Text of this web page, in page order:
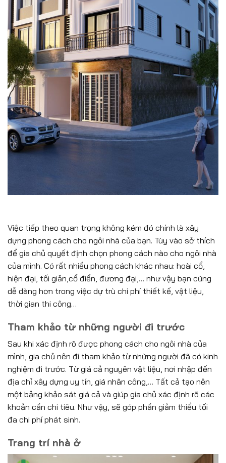
Việc tiếp theo quan trọng không kém đó chính là xây
dựng phong cách cho ngôi nhà của bạn. Tùy vào sở thích
để gia chủ quyết định chọn phong cách nào cho ngôi nhà
của mình. Có rất nhiều phong cách khác nhau: hoài cổ,
hiện đại, tối giản,cổ điển, đương đại,… như vậy bạn cũng
dễ dàng hơn trong việc dự trù chi phí thiết kế, vật liệu,
thời gian thi công…
Tham khảo từ những người đi trước
Sau khi xác định rõ được phong cách cho ngôi nhà của
mình, gia chủ nên đi tham khảo từ những người đã có kinh
nghiệm đi trước. Từ giá cả nguyên vật liệu, nơi nhập đến
địa chỉ xây dựng uy tín, giá nhân công,… Tất cả tạo nên
một bảng khảo sát giá cả và giúp gia chủ xác định rõ các
khoản cần chi tiêu. Như vậy, sẽ góp phần giảm thiểu tối
đa chi phí phát sinh.
Trang trí nhà ở